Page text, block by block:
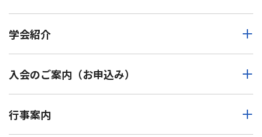
学会紹介
入会のご案内（お申込み）
行事案内